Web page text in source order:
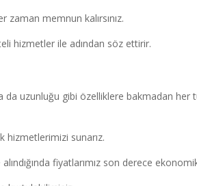
zaman memnun kalırsınız.
hizmetler ile adından söz ettirir.
da uzunluğu gibi özelliklere bakmadan her
hizmetlerimizi sunarız.
fiyatlarımız son derece